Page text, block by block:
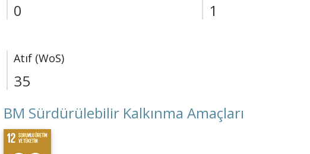
0 1
Atıf (WoS)
35
BM Sürdürülebilir Kalkınma Amaçları